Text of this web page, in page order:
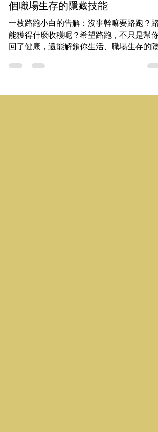
汗水交響曲
路跑教會我的事｜路跑，竟然解鎖 7
個職場生存的隱藏技能
能獲得什麼收穫呢？希望路跑，不只是幫你
回了健康，還能解鎖你生活、職場生存的隱
技能。來，聽聽石頭哥怎麼說：路跑教會我